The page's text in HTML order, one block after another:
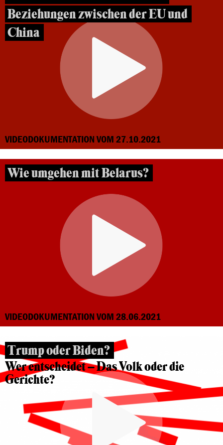
Beziehungen zwischen der EU und
China
VIDEODOKUMENTATION VOM 27.10.2021
Wie umgehen mit Belarus?
VIDEODOKUMENTATION VOM 28.06.2021
Trump oder Biden?
Wer entscheidet – Das Volk oder die
Gerichte?